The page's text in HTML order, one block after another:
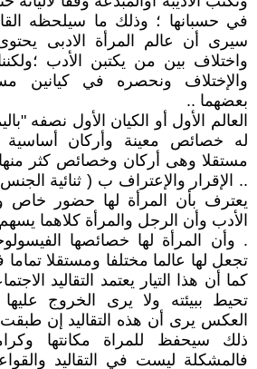
في حسبانها ؛ وذلك ما سيلحظه
سيرى أن عالم المرأة الادبى
واختلاف بين من يكتبن الأدب
والإختلاف ونحصره في كيانين
بعضهما ..
العالم الأول أو الكيان الأول نصفه
له خصائص معينة وأركان أساسية
مستقلا وهى أركان وخصائص كثر
.. الإقرار والإعتراف ب ( ثنائية
يعترف بأن المرأة لها حضور
الأدب وأن الرجل والمرأة كلاهما
. وأن المرأة لها خصائصها
تجعل لها عالما مختلفا ومستقلا تماما
كما أن هذا التيار يعتمد التقاليد
تحيط ببيئته ولا يرى الخروج
العكس يرى أن هذه التقاليد إن
ذلك سيحفظ للمراة مكانتها
فالمشكلة ليست في التقاليد